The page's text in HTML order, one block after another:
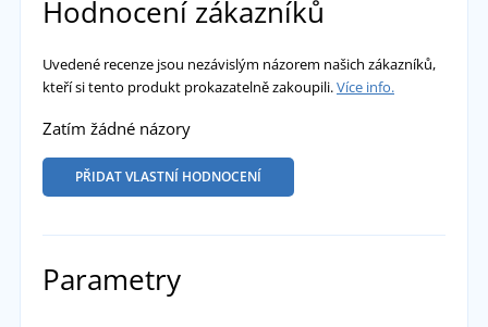
Hodnocení zákazníků
Uvedené recenze jsou nezávislým názorem našich zákazníků,
kteří si tento produkt prokazatelně zakoupili.Více info.
Zatím žádné názory
PŘIDAT VLASTNÍ HODNOCENÍ
Parametry